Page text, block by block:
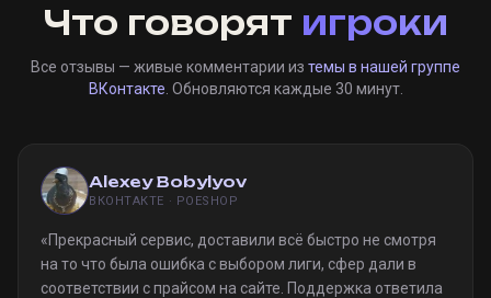
Что говорят игроки
Все отзывы — живые комментарии из темы в нашей группе
ВКонтакте . Обновляются каждые 30 минут.
Alexey Bobylyov
ВКОНТАКТЕ · POESHOP
«Прекрасный сервис, доставили всё быстро не смотря
на то что была ошибка с выбором лиги, сфер дали в
соответствии с прайсом на сайте. Поддержка ответила